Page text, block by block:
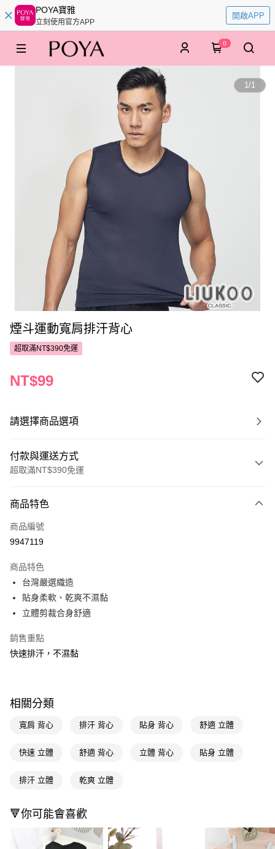
POYA寶雅
立刻使用官方APP
開啟APP
0
1/1
煙斗運動寬肩排汗背心
超取滿NT$390免運
NT$99
請選擇商品選項
付款與運送方式
超取滿NT$390免運
POYA支付
信用卡一次付款
LINE Pay
Apple Pay
悠遊付
相關說明
【關於「AFTEE先享後付」】
１．簡單：不需註冊會員、不需綁卡、不需儲值。
３．安心：先確認商品／服務後，再付款。
１．於結帳方式選擇「AFTEE先享後付」後，將跳轉至「AFTEE先享後付」
結帳頁面，進行簡訊認證並確認金額後，即可完成結帳。
２．訂單成立數日內，您將收到繳費通知簡訊。
３．收到繳費通知簡訊後14天內，點擊此簡訊中的連結，可透過四大超商／
即享券
全家取貨付款
付款後全家取貨
每筆NT$65，滿NT$390(含以上)免運費
商品特色
商品編號
9947119
商品特色
台灣嚴選織造
貼身柔軟、乾爽不濕黏
立體剪裁合身舒適
銷售重點
快速排汗，不濕黏
相關分類
寬肩 背心 排汗 背心 貼身 背心 舒適 立體
快速 立體 舒適 背心 立體 背心 貼身 立體
排汗 立體 乾爽 立體
🔻你可能會喜歡